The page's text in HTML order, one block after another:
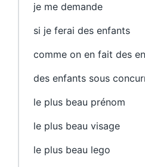
je me demande
si je ferai des enfants
comme on en fait des
des enfants sous
le plus beau prénom
le plus beau visage
le plus beau lego